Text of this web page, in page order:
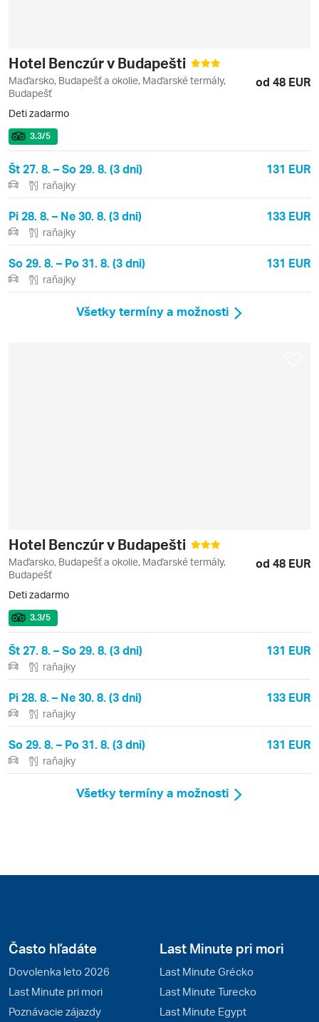
Hotel Benczúr v Budapešti
Maďarsko, Budapešť a okolie, Maďarské termály,
Budapešť
od 48 EUR
Deti zadarmo
3.3/5
Št 27. 8. – So 29. 8. (3 dni) 131 EUR
raňajky
Pi 28. 8. – Ne 30. 8. (3 dni) 133 EUR
raňajky
So 29. 8. – Po 31. 8. (3 dni) 131 EUR
raňajky
Všetky termíny a možnosti
Hotel Benczúr v Budapešti
Maďarsko, Budapešť a okolie, Maďarské termály,
Budapešť
od 48 EUR
Deti zadarmo
3.3/5
Št 27. 8. – So 29. 8. (3 dni) 131 EUR
raňajky
Pi 28. 8. – Ne 30. 8. (3 dni) 133 EUR
raňajky
So 29. 8. – Po 31. 8. (3 dni) 131 EUR
raňajky
Všetky termíny a možnosti
Často hľadáte
Dovolenka leto 2026
Last Minute pri mori
Poznávacie zájazdy
Last Minute pri mori
Last Minute Grécko
Last Minute Turecko
Last Minute Egypt